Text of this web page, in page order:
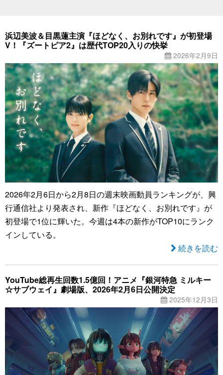
浜辺美波＆目黒蓮主演『ほどなく、お別れです』が初登場
V！『ズートピア2』は歴代TOP20入りの快挙
2026年2月9日
2026年2月6日から2月8日の週末映画動員ランキングが、興
行通信社より発表され、新作『ほどなく、お別れです』が
初登場で1位に輝いた。今週は4本の新作がTOP10にランク
インしている。
続きを読む
YouTube総再生回数1.5億回！アニメ『銀河特急 ミルキー
☆サブウェイ』劇場版、2026年2月6日公開決定
2025年12月3日